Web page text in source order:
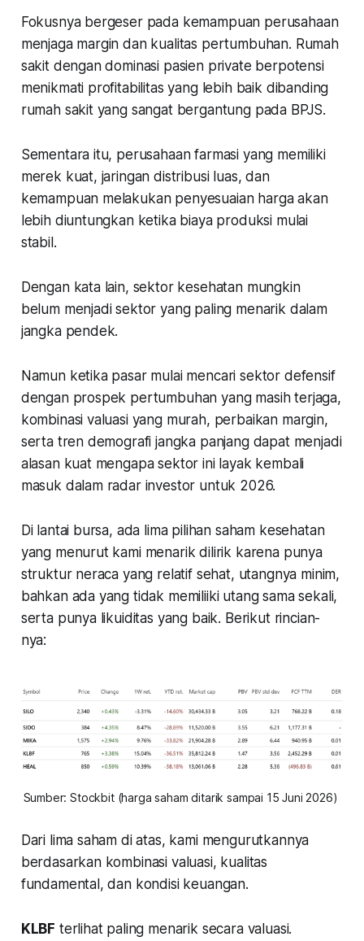
Fokusnya bergeser pada kemampuan perusahaan
menjaga margin dan kualitas pertumbuhan. Rumah
sakit dengan dominasi pasien private berpotensi
menikmati profitabilitas yang lebih baik dibanding
rumah sakit yang sangat bergantung pada BPJS.
Sementara itu, perusahaan farmasi yang memiliki
merek kuat, jaringan distribusi luas, dan
kemampuan melakukan penyesuaian harga akan
lebih diuntungkan ketika biaya produksi mulai
stabil.
Dengan kata lain, sektor kesehatan mungkin
belum menjadi sektor yang paling menarik dalam
jangka pendek.
Namun ketika pasar mulai mencari sektor defensif
dengan prospek pertumbuhan yang masih terjaga,
kombinasi valuasi yang murah, perbaikan margin,
serta tren demografi jangka panjang dapat menjadi
alasan kuat mengapa sektor ini layak kembali
masuk dalam radar investor untuk 2026.
Di lantai bursa, ada lima pilihan saham kesehatan
yang menurut kami menarik dilirik karena punya
struktur neraca yang relatif sehat, utangnya minim,
bahkan ada yang tidak memiliiki utang sama sekali,
serta punya likuiditas yang baik. Berikut rincian-
nya:
Sumber: Stockbit (harga saham ditarik sampai 15 Juni 2026)
Dari lima saham di atas, kami mengurutkannya
berdasarkan kombinasi valuasi, kualitas
fundamental, dan kondisi keuangan.
KLBF terlihat paling menarik secara valuasi.